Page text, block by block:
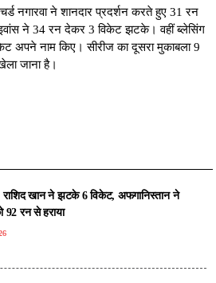
नगारवा ने शानदार प्रदर्शन करते हुए 31 रन
ने 34 रन देकर 3 विकेट झटके। वहीं ब्लेसिंग
अपने नाम किए। सीरीज का दूसरा मुकाबला 9
जाना है।
खान ने झटके 6 विकेट, अफगानिस्तान ने
रन से हराया